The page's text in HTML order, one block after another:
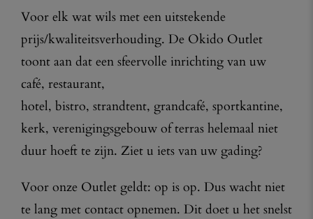
Voor elk wat wils met een uitstekende
prijs/kwaliteitsverhouding. De Okido Outlet
toont aan dat een sfeervolle inrichting van uw
café, restaurant,
hotel, bistro, strandtent, grandcafé, sportkantine,
kerk, verenigingsgebouw of terras helemaal niet
duur hoeft te zijn. Ziet u iets van uw gading?
Voor onze Outlet geldt: op is op. Dus wacht niet
te lang met contact opnemen. Dit doet u het snelst